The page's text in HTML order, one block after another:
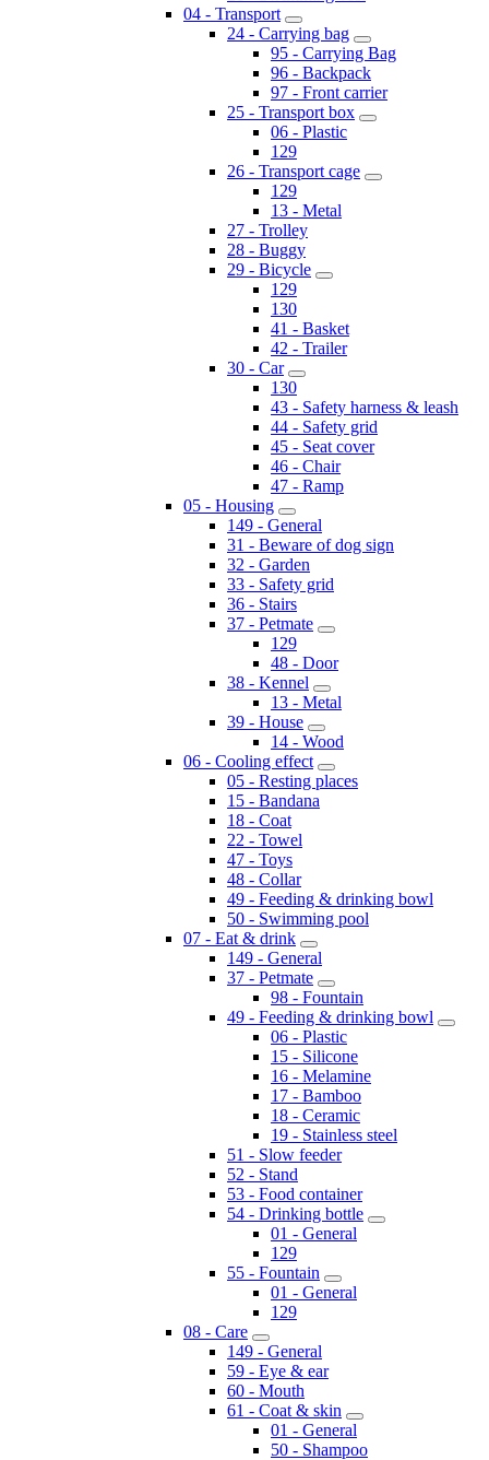
04 - Transport
24 - Carrying bag
95 - Carrying Bag
96 - Backpack
97 - Front carrier
25 - Transport box
06 - Plastic
129
26 - Transport cage
129
13 - Metal
27 - Trolley
28 - Buggy
29 - Bicycle
129
130
41 - Basket
42 - Trailer
30 - Car
130
43 - Safety harness & leash
44 - Safety grid
45 - Seat cover
46 - Chair
47 - Ramp
05 - Housing
149 - General
31 - Beware of dog sign
32 - Garden
33 - Safety grid
36 - Stairs
37 - Petmate
129
48 - Door
38 - Kennel
13 - Metal
39 - House
14 - Wood
06 - Cooling effect
05 - Resting places
15 - Bandana
18 - Coat
22 - Towel
47 - Toys
48 - Collar
49 - Feeding & drinking bowl
50 - Swimming pool
07 - Eat & drink
149 - General
37 - Petmate
98 - Fountain
49 - Feeding & drinking bowl
06 - Plastic
15 - Silicone
16 - Melamine
17 - Bamboo
18 - Ceramic
19 - Stainless steel
51 - Slow feeder
52 - Stand
53 - Food container
54 - Drinking bottle
01 - General
129
55 - Fountain
01 - General
129
08 - Care
149 - General
59 - Eye & ear
60 - Mouth
61 - Coat & skin
01 - General
50 - Shampoo